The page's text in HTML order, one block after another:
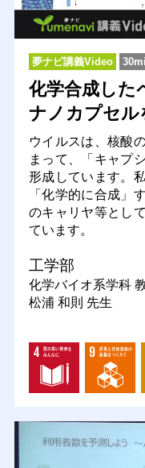
夢ナビ講義Video
化学合成した
ナノカプセル
ウイルスは、核酸
まって、「キャプ
形成しています。
「化学的に合成」
のキャリヤ等とし
ています。
工学部
化学バイオ系学科
松浦 和則 先生